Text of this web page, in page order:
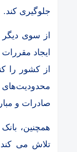
جلوگیری کند.
از سوی
ایجاد
از کشور را
محدودیت‌های
صادرات و
همچنین،
تلاش می‌ کند